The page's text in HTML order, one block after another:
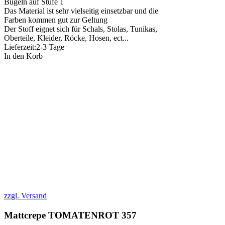
Das Material ist sehr vielseitig einsetzbar und die
Farben kommen gut zur Geltung
Der Stoff eignet sich für Schals, Stolas, Tunikas,
Oberteile, Kleider, Röcke, Hosen, ect...
Lieferzeit:2-3 Tage
In den Korb
zzgl. Versand
Mattcrepe TOMATENROT 357